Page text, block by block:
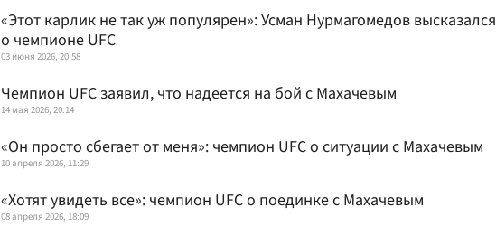
«Этот карлик не так уж популярен»: Усман Нурмагомедов высказался
о чемпионе UFC
03 июня 2026, 20:58
Чемпион UFC заявил, что надеется на бой с Махачевым
14 мая 2026, 20:14
«Он просто сбегает от меня»: чемпион UFC о ситуации с Махачевым
10 апреля 2026, 11:29
«Хотят увидеть все»: чемпион UFC о поединке с Махачевым
08 апреля 2026, 18:09